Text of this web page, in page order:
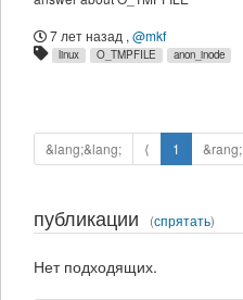
7 лет назад , @mkf
linux O_TMPFILE anon_inode
&lang;&lang; ⟨ 1 &rang;
публикации (спрятать)
Нет подходящих.